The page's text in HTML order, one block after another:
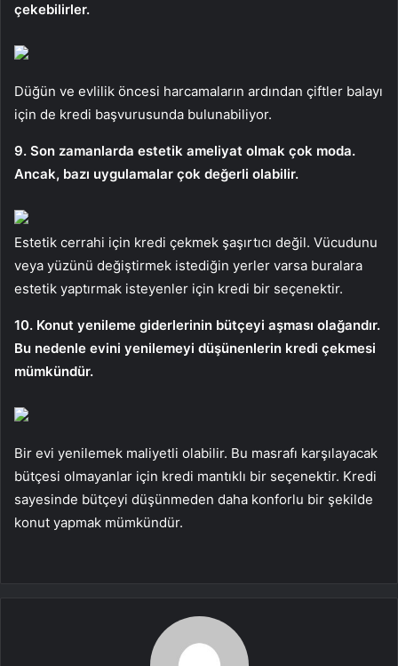
çekebilirler.
Düğün ve evlilik öncesi harcamaların ardından çiftler balayı
için de kredi başvurusunda bulunabiliyor.
9. Son zamanlarda estetik ameliyat olmak çok moda.
Ancak, bazı uygulamalar çok değerli olabilir.
Estetik cerrahi için kredi çekmek şaşırtıcı değil. Vücudunu
veya yüzünü değiştirmek istediğin yerler varsa buralara
estetik yaptırmak isteyenler için kredi bir seçenektir.
10. Konut yenileme giderlerinin bütçeyi aşması olağandır.
Bu nedenle evini yenilemeyi düşünenlerin kredi çekmesi
mümkündür.
Bir evi yenilemek maliyetli olabilir. Bu masrafı karşılayacak
bütçesi olmayanlar için kredi mantıklı bir seçenektir. Kredi
sayesinde bütçeyi düşünmeden daha konforlu bir şekilde
konut yapmak mümkündür.